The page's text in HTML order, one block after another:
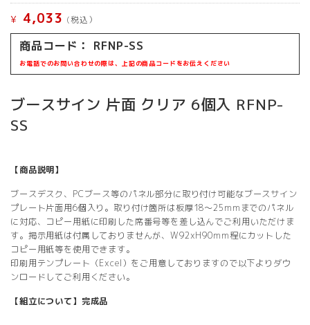
¥ 4,033 (税込）
商品コード： RFNP-SS
お電話でのお問い合わせの際は、上記の商品コードをお伝えください
ブースサイン 片面 クリア 6個入 RFNP-
SS
【商品説明】
ブースデスク、PCブース等のパネル部分に取り付け可能なブースサイン
プレート片面用6個入り。取り付け箇所は板厚18〜25mmまでのパネル
に対応、コピー用紙に印刷した席番号等を差し込んでご利用いただけま
す。掲示用紙は付属しておりませんが、W92xH90mm程にカットした
コピー用紙等を使用できます。
印刷用テンプレート（Excel）をご用意しておりますので以下よりダウ
ンロードしてご利用ください。
【組立について】完成品